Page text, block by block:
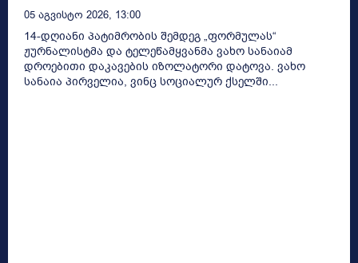
05 Აგვისტო 2026, 13:00
14-დღიანი პატიმრობის შემდეგ „ფორმულას“
ჟურნალისტმა და ტელეწამყვანმა ვახო სანაიამ
დროებითი დაკავების იზოლატორი დატოვა. ვახო
სანაია პირველია, ვინც სოციალურ ქსელში...